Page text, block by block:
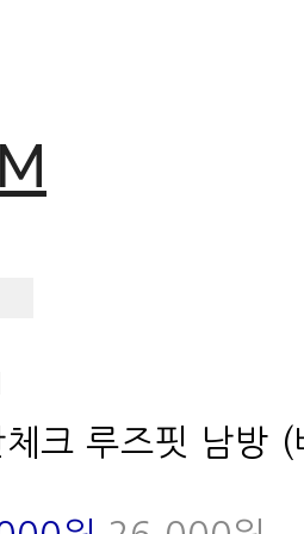
체크 루즈핏 남방